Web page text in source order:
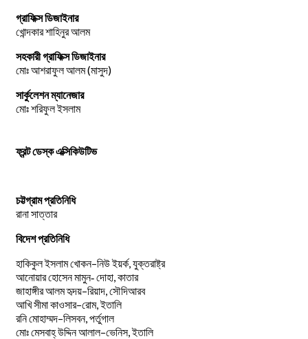
গ্রাফিক্স ডিজাইনার
খোন্দকার শাহিনুর আলম
সহকারী গ্রাফিক্স ডিজাইনার
মোঃ আশরাফুল আলম (মাসুদ)
সার্কুলেশন ম্যানেজার
মোঃ শরিফুল ইসলাম
ফ্রন্ট ডেস্ক এক্সিকিউটিভ
চট্টগ্রাম প্রতিনিধি
রানা সাত্তার
বিদেশ প্রতিনিধি
হাকিকুলইসলামখোকন–নিউইয়র্ক, যুক্তরাষ্ট্র
আনোয়ারহোসেনমামুন-দোহা কাতার
জাহাঙ্গীরআলমহৃদয়–রিয়াদ সৌদিআরব
আখিসীমাকাওসার–রোম,ইতালি
রনিমোহাম্মদ–লিসবন, পর্তুগাল
মোঃমেসবাহ্উদ্দিনআলাল–ভেনিস,ইতালি